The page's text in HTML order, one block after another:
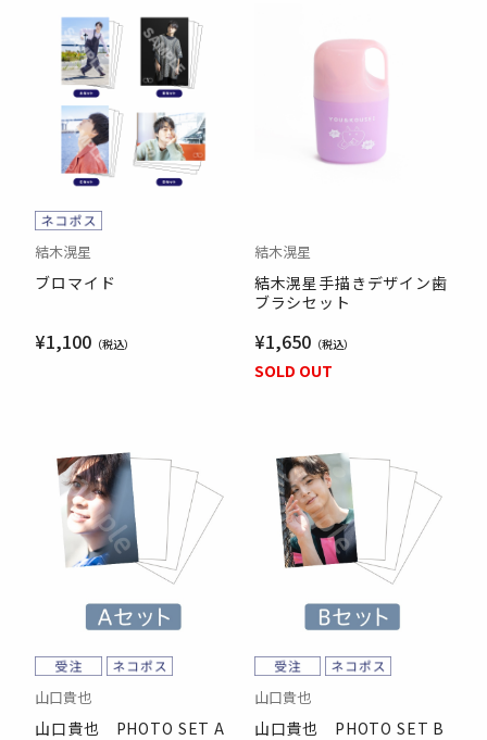
結木滉星
ブロマイド
¥1,100
SOLD OUT
結木滉星
結木滉星手描きデザイン歯
ブラシセット
¥1,650
山口貴也
山口貴也 PHOTO SET A
山口貴也
山口貴也 PHOTO SET B